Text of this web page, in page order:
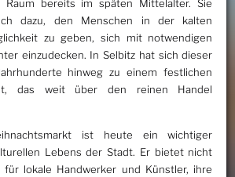
Raum bereits im späten Mittelalter. Sie
dazu, den Menschen in der kalten
zu geben, sich mit notwendigen
einzudecken. In Selbitz hat sich dieser
hinweg zu einem festlichen
das weit über den reinen Handel
ist heute ein wichtiger
Lebens der Stadt. Er bietet nicht
lokale Handwerker und Künstler, ihre